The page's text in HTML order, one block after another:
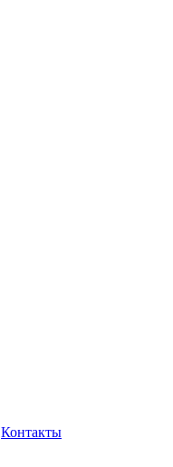
Контакты